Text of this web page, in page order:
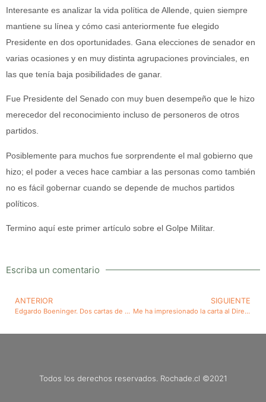
Interesante es analizar la vida política de Allende, quien siempre
mantiene su línea y cómo casi anteriormente fue elegido
Presidente en dos oportunidades. Gana elecciones de senador en
varias ocasiones y en muy distinta agrupaciones provinciales, en
las que tenía baja posibilidades de ganar.
Fue Presidente del Senado con muy buen desempeño que le hizo
merecedor del reconocimiento incluso de personeros de otros
partidos.
Posiblemente para muchos fue sorprendente el mal gobierno que
hizo; el poder a veces hace cambiar a las personas como también
no es fácil gobernar cuando se depende de muchos partidos
políticos.
Termino aquí este primer artículo sobre el Golpe Militar.
Escriba un comentario
ANTERIOR
Edgardo Boeninger. Dos cartas de su hija Iris publicadas en el Mercurio me han motivado a escribir mis dos artículos sobre tan destacado profesional, hombre público y ser humano
SIGUIENTE
Me ha impresionado la carta al Director de El Mercurio de Santiago del 23 de septiembre de 2019, firmada por el Ingeniero Forestal titulado en la Universidad de Chile, Juan Franco de la Jara y que lo hace como Exdirector de Conaf
Todos los derechos reservados. Rochade.cl ©2021